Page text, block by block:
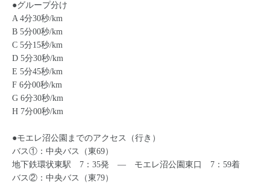
●グループ分け
A 4分30秒/km
B 5分00秒/km
C 5分15秒/km
D 5分30秒/km
E 5分45秒/km
F 6分00秒/km
G 6分30秒/km
H 7分00秒/km
●モエレ沼公園までのアクセス（行き）
バス①：中央バス（東69）
地下鉄環状東駅 7：35発 ― モエレ沼公園東口 7：59着
バス②：中央バス（東79）